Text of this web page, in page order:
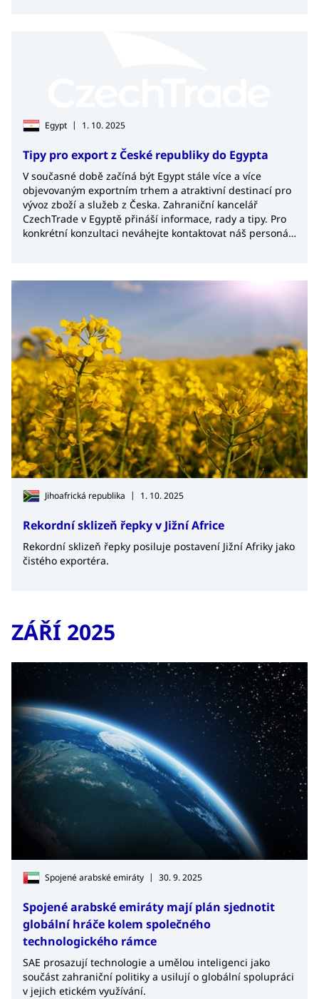
Egypt | 1. 10. 2025
Tipy pro export z České republiky do Egypta
V současné době začíná být Egypt stále více a více
objevovaným exportním trhem a atraktivní destinací pro
vývoz zboží a služeb z Česka. Zahraniční kancelář
CzechTrade v Egyptě přináší informace, rady a tipy. Pro
konkrétní konzultaci neváhejte kontaktovat náš personál
Jihoafrická republika | 1. 10. 2025
Rekordní sklizeň řepky v Jižní Africe
Rekordní sklizeň řepky posiluje postavení Jižní Afriky jako
čistého exportéra.
ZÁŘÍ 2025
Spojené arabské emiráty | 30. 9. 2025
Spojené arabské emiráty mají plán sjednotit
globální hráče kolem společného
technologického rámce
SAE prosazují technologie a umělou inteligenci jako
součást zahraniční politiky a usilují o globální spolupráci
v jejich etickém využívání.